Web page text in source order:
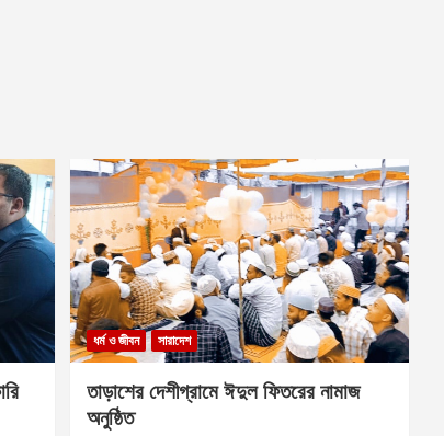
ধর্ম ও জীবন সারাদেশ
তাড়াশের দেশীগ্রামে ঈদুল ফিতরের নামাজ
অনুষ্ঠিত